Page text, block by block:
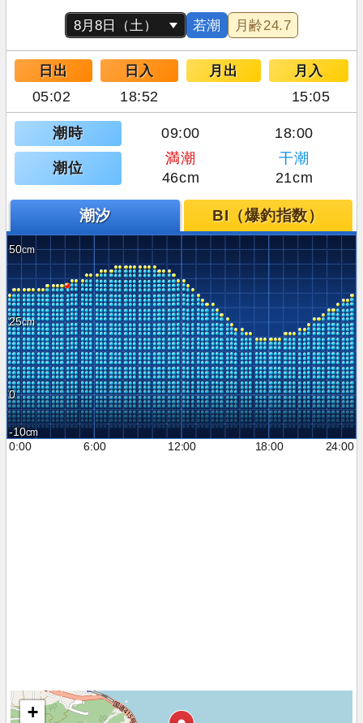
若潮 月齢24.7
日出 日入 月出 月入
05:02 18:52 15:05
潮時 09:00 18:00
潮位
満潮
干潮
46cm
21cm
潮汐 BI（爆釣指数）
50
25
0
-10
0:00
6:00 12:00 18:00 24:00
+